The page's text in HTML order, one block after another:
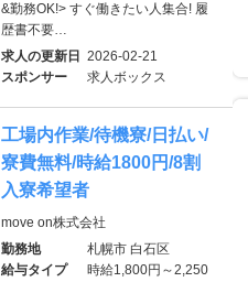
&勤務OK!> すぐ働きたい人集合! 履
歴書不要…
求人の更新日
2026-02-21
スポンサー
求人ボックス
工場内作業/待機寮/日払い/
寮費無料/時給1800円/8割
入寮希望者
move on株式会社
勤務地
札幌市 白石区
給与タイプ
時給1,800円～2,250